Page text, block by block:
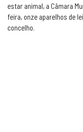
estar animal, a Câmara
feira, onze aparelhos de
concelho.